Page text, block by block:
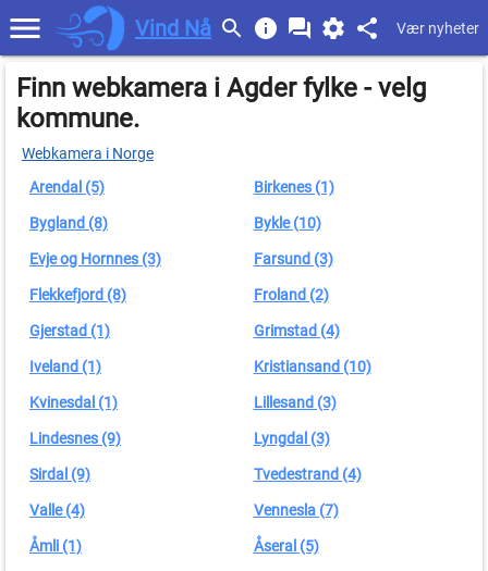
Vind Nå Vær nyheter
Finn webkamera i Agder fylke - velg
kommune.
Webkamera i Norge
Arendal (5)
Birkenes (1)
Bygland (8) Bykle (10)
Evje og Hornnes (3) Farsund (3)
Flekkefjord (8) Froland (2)
Gjerstad (1) Grimstad (4)
Iveland (1) Kristiansand (10)
Kvinesdal (1) Lillesand (3)
Lindesnes (9) Lyngdal (3)
Sirdal (9) Tvedestrand (4)
Valle (4) Vennesla (7)
Åmli (1) Åseral (5)